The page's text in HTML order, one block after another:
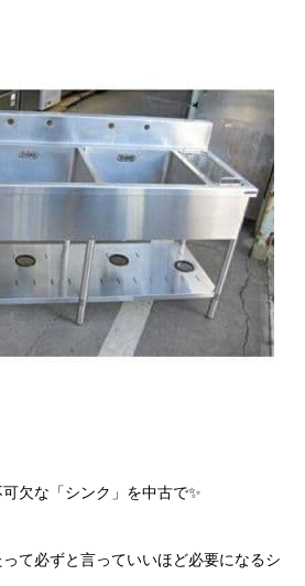
欠な「シンク」を中古で✨
て必ずと言っていいほど必要になるシ